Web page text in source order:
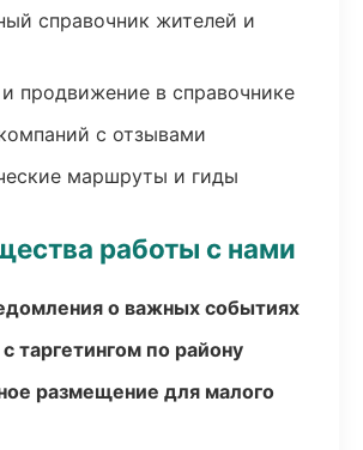
справочник жителей и
продвижение в справочнике
с отзывами
маршруты и гиды
работы с нами
о важных событиях
таргетингом по району
размещение для малого